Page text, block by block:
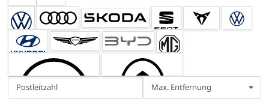
Max. Entfernung